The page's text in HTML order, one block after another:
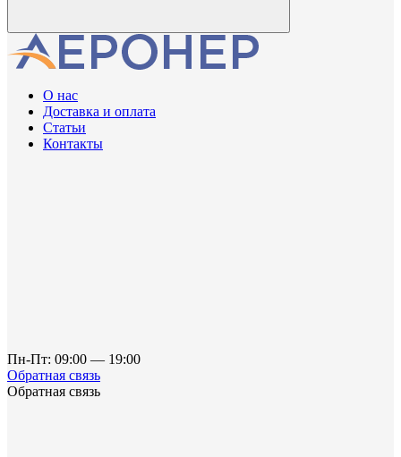
О нас
Доставка и оплата
Статьи
Контакты
Пн-Пт: 09:00 — 19:00
Обратная связь
Обратная связь